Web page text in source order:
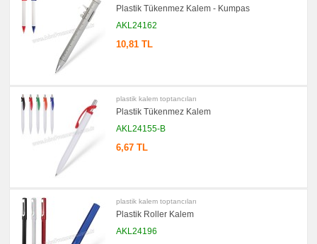
Plastik Tükenmez Kalem - Kumpas
AKL24162
10,81 TL
plastik kalem toptancıları
Plastik Tükenmez Kalem
AKL24155-B
6,67 TL
plastik kalem toptancıları
Plastik Roller Kalem
AKL24196
Ahşap
promosyon
Kurşun
promosyon
Versatil
Kalem
promosyon
Işıklı
Kalem
promosyon
Dokunmatik
Kalem
Touch
Pen
promosyon
Kalem